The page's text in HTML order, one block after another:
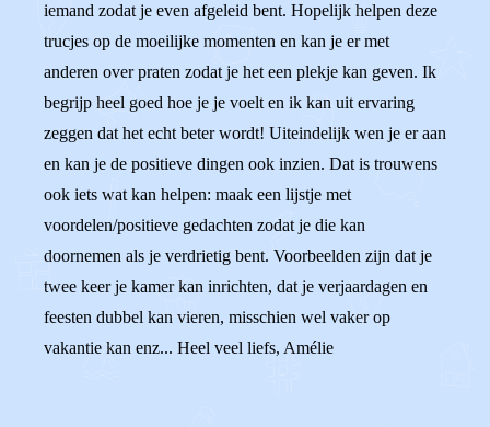
iemand zodat je even afgeleid bent. Hopelijk helpen deze
trucjes op de moeilijke momenten en kan je er met
anderen over praten zodat je het een plekje kan geven. Ik
begrijp heel goed hoe je je voelt en ik kan uit ervaring
zeggen dat het echt beter wordt! Uiteindelijk wen je er aan
en kan je de positieve dingen ook inzien. Dat is trouwens
ook iets wat kan helpen: maak een lijstje met
voordelen/positieve gedachten zodat je die kan
doornemen als je verdrietig bent. Voorbeelden zijn dat je
twee keer je kamer kan inrichten, dat je verjaardagen en
feesten dubbel kan vieren, misschien wel vaker op
vakantie kan enz... Heel veel liefs, Amélie